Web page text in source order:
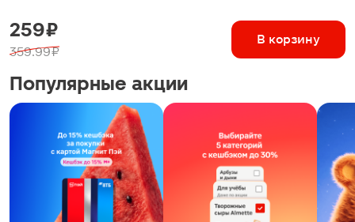
259 ₽
359.99 ₽
В корзину
Популярные акции